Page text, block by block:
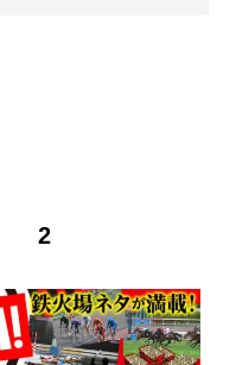
2
・インタビュー記事の執筆